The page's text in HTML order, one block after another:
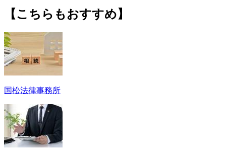
【こちらもおすすめ】
国松法律事務所